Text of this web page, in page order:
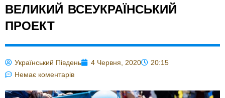
ВЕЛИКИЙ ВСЕУКРАЇНСЬКИЙ
ПРОЕКТ
Український Південь 4 Червня, 2020
20:15
Немає коментарів